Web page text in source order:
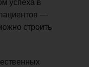
успеха в
—
строить